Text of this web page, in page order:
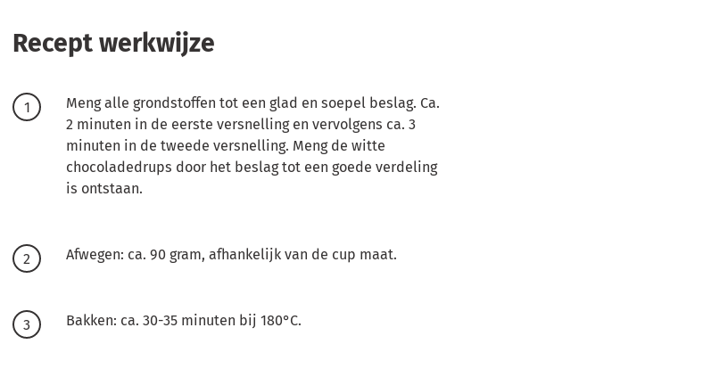
Recept werkwijze
Meng alle grondstoffen tot een glad en soepel beslag. Ca.
2 minuten in de eerste versnelling en vervolgens ca. 3
minuten in de tweede versnelling. Meng de witte
chocoladedrups door het beslag tot een goede verdeling
is ontstaan.
Afwegen: ca. 90 gram, afhankelijk van de cup maat.
Bakken: ca. 30-35 minuten bij 180°C.